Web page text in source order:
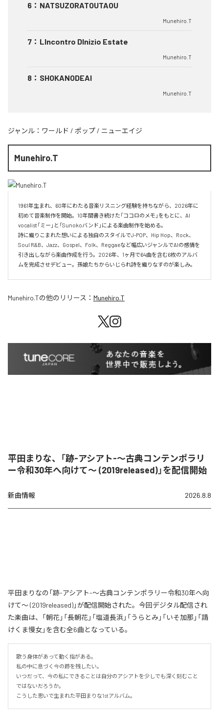
6 ： NATSUZORATOUTAOU
Munehiro.T
7 ： LIncontro DInizio Estate
Munehiro.T
8 ： SHOKANODEAI
Munehiro.T
ジャンル： ワールド / ポップ / ニューエイジ
Munehiro.T
1961年生まれ、60年にわたる音楽リスニング経験を持ちながら、2026年に
初めて音楽制作を開始。10年間書き続けた「ココロのメモ」をもとに、AI
vocalist「ミー」と「Sunokoバンド」による楽曲制作を始める。
詩に織りこまれた想いによる独自のスタイルでJ-POP、Hip Hop、Rock、
Soul R&B、Jazz、Gospel、Folk、Reggaeなど幅広いジャンルでAIの感情を
引き出しながら楽曲作成を行う。2026年、1ヶ月で64曲を含む6枚のアルバ
ムを完成させデビュー。孫娘たちからいじられ詩を織りなすのが楽しみ。
Munehiro.Tの他のリリース： Munehiro.T
平田まりな、「跡-アシアト-〜古典コンテンポラリ
ー令和30年へ向けて〜 (2019released)」を配信開始
新曲情報 2026.8.8
平田まりなの「跡-アシアト-〜古典コンテンポラリー令和30年へ向
けて〜 (2019released)」が配信開始された。今回デジタル配信され
た楽曲は、「朝花」「長朝花」「塩道長浜」「うらとみ」「いそ加那」「請
けくま慢女」を含む全6曲となっている。
歌う身体があって動く指がある。
私の中に息づく今の跡を残したい。
いつだって、今の私にできることは自分のアシアトを少しでも深く刻むこと
ではないだろうか。
こうした思いで生まれた平田まりな1stアルバム。